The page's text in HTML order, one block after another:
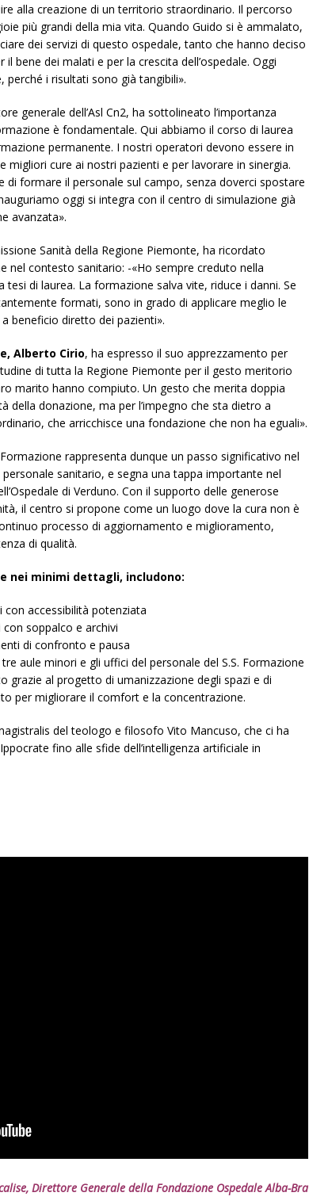
alla creazione di un territorio straordinario. Il percorso
più grandi della mia vita. Quando Guido si è ammalato,
dei servizi di questo ospedale, tanto che hanno deciso
bene dei malati e per la crescita dell’ospedale. Oggi
perché i risultati sono già tangibili».
generale dell’Asl Cn2, ha sottolineato l’importanza
è fondamentale. Qui abbiamo il corso di laurea
permanente. I nostri operatori devono essere in
cure ai nostri pazienti e per lavorare in sinergia.
di formare il personale sul campo, senza doverci spostare
oggi si integra con il centro di simulazione già
avanzata».
Sanità della Regione Piemonte, ha ricordato
nel contesto sanitario: -«Ho sempre creduto nella
di laurea. La formazione salva vite, riduce i danni. Se
formati, sono in grado di applicare meglio le
beneficio diretto dei pazienti».
Alberto Cirio, ha espresso il suo apprezzamento per
di tutta la Regione Piemonte per il gesto meritorio
marito hanno compiuto. Un gesto che merita doppia
della donazione, ma per l’impegno che sta dietro a
che arricchisce una fondazione che non ha eguali».
rappresenta dunque un passo significativo nel
sanitario, e segna una tappa importante nel
di Verduno. Con il supporto delle generose
il centro si propone come un luogo dove la cura non è
processo di aggiornamento e miglioramento,
di qualità.
nei minimi dettagli, includono:
accessibilità potenziata
soppalco e archivi
di confronto e pausa
aule minori e gli uffici del personale del S.S. Formazione
grazie al progetto di umanizzazione degli spazi e di
per migliorare il comfort e la concentrazione.
del teologo e filosofo Vito Mancuso, che ci ha
fino alle sfide dell’intelligenza artificiale in
Direttore Generale della Fondazione Ospedale Alba-Bra